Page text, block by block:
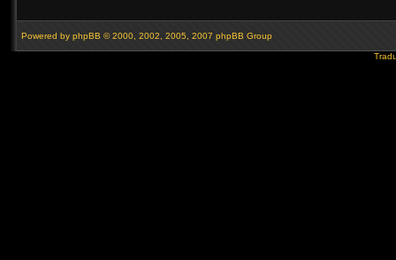
Powered by phpBB © 2000, 2002, 2005, 2007 phpBB Group